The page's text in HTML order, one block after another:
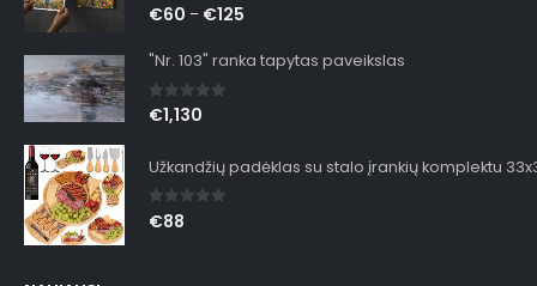
0out of 5
€60 – €125
"Nr. 103" ranka tapytas paveikslas
0out of 5
€1,130
Užkandžių padėklas su stalo įrankių komplektu
0out of 5
€88